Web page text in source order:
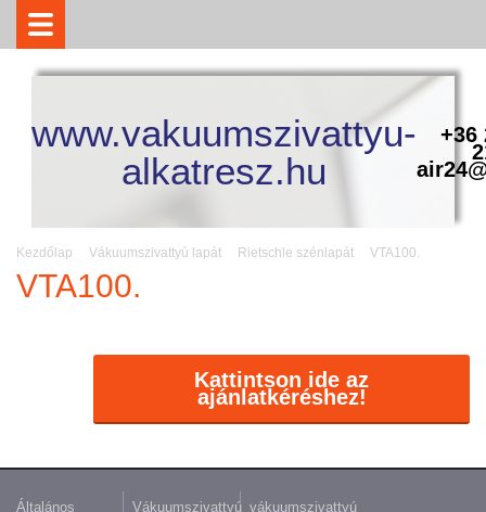
www.vakuumszivattyu-
alkatresz.hu
+36
Kezdőlap Vákuumszivattyú lapát Rietschle szénlapát VTA100.
VTA100.
Kattintson ide az
ajánlatkéréshez!
Általános
Vákuumszivattyú vákuumszivattyú